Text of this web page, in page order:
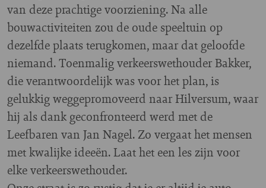
van deze prachtige voorziening. Na alle
bouwactiviteiten zou de oude speeltuin op
dezelfde plaats terugkomen, maar dat geloofde
niemand. Toenmalig verkeerswethouder Bakker,
die verantwoordelijk was voor het plan, is
gelukkig weggepromoveerd naar Hilversum, waar
hij als dank geconfronteerd werd met de
Leefbaren van Jan Nagel. Zo vergaat het mensen
met kwalijke ideeën. Laat het een les zijn voor
elke verkeerswethouder.